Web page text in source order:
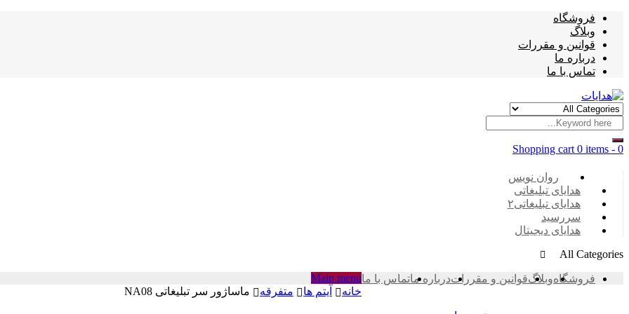
فروشگاه
وبلاگ
قوانین و مقررات
درباره ما
تماس با ما
Shopping cart 0 items - 0
Categories
روان نویس
هدایای تبلیغاتی
هدایای تبلیغاتی۲
سررسید
هدایای دیجیتال
All Categories
فروشگاهوبلاگقوانین و مقرراتدرباره ماتماس با ماMain menu
خانه
آیتم ها متفرقه ماساژور سر تبلیغاتی NA08